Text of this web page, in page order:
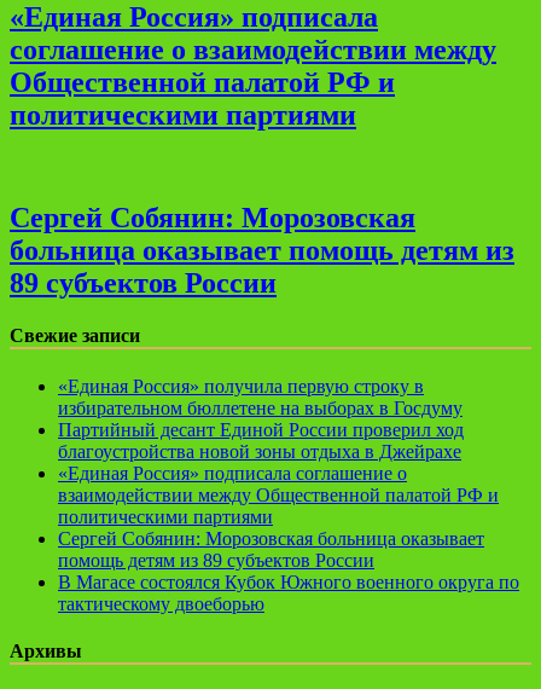
«Единая Россия» подписала
соглашение о взаимодействии между
Общественной палатой РФ и
политическими партиями
Сергей Собянин: Морозовская
больница оказывает помощь детям из
89 субъектов России
Свежие записи
«Единая Россия» получила первую строку в
избирательном бюллетене на выборах в Госдуму
Партийный десант Единой России проверил ход
благоустройства новой зоны отдыха в Джейрахе
«Единая Россия» подписала соглашение о
взаимодействии между Общественной палатой РФ и
политическими партиями
Сергей Собянин: Морозовская больница оказывает
помощь детям из 89 субъектов России
В Магасе состоялся Кубок Южного военного округа по
тактическому двоеборью
Архивы